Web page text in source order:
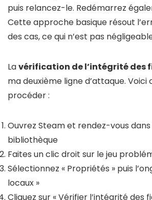
puis relancez-le. Redémarrez
Cette approche basique résout
des cas, ce qui n’est pas
Lavérification de l’intégrité des
ma deuxième ligne d’attaque.
procéder :
Ouvrez Steam et rendez-vous
bibliothèque
Faites un clic droit sur le jeu
Sélectionnez « Propriétés » puis
locaux »
Cliquez sur « Vérifier l’intégrité des